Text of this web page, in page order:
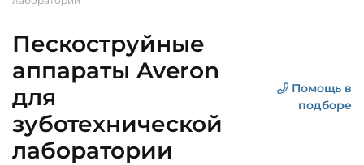
Пескоструйные
аппараты Averon
для
зуботехнической
лаборатории
Помощь в
подборе